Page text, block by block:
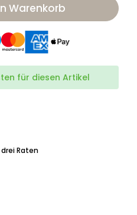
Warenkorb
für diesen Artikel
Raten